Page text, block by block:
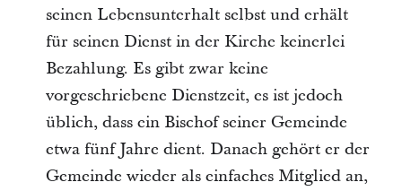
seinen Lebensunterhalt selbst und erhält
für seinen Dienst in der Kirche keinerlei
Bezahlung. Es gibt zwar keine
vorgeschriebene Dienstzeit, es ist jedoch
üblich, dass ein Bischof seiner Gemeinde
etwa fünf Jahre dient. Danach gehört er der
Gemeinde wieder als einfaches Mitglied an,